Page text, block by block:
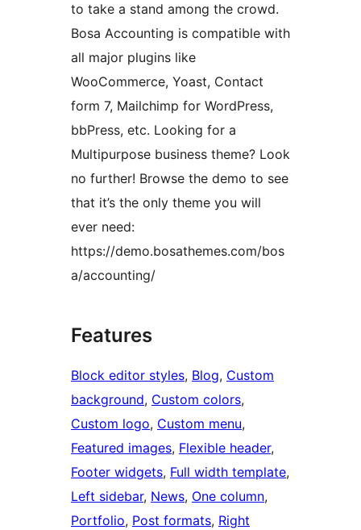
to take a stand among the crowd.
Bosa Accounting is compatible with
all major plugins like
WooCommerce, Yoast, Contact
form 7, Mailchimp for WordPress,
bbPress, etc. Looking for a
Multipurpose business theme? Look
no further! Browse the demo to see
that it’s the only theme you will
ever need:
https://demo.bosathemes.com/bos
a/accounting/
Features
Block editor styles, Blog, Custom
background, Custom colors
Custom logo, Custom menu
Featured images, Flexible header
Footer widgets, Full width template
Left sidebar, News, One column
Portfolio, Post formats, Right